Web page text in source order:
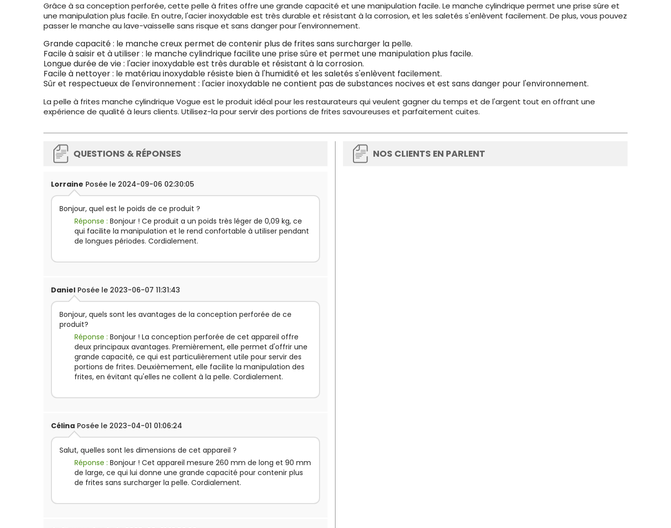
Grâce à sa conception perforée, cette pelle à frites offre une grande capacité et une manipulation facile. Le manche cylindrique permet une prise sûre et
une manipulation plus facile. En outre, l'acier inoxydable est très durable et résistant à la corrosion, et les saletés s'enlèvent facilement. De plus, vous pouvez
passer le manche au lave-vaisselle sans risque et sans danger pour l'environnement.
Grande capacité : le manche creux permet de contenir plus de frites sans surcharger la pelle.
Facile à saisir et à utiliser : le manche cylindrique facilite une prise sûre et permet une manipulation plus facile.
Longue durée de vie : l'acier inoxydable est très durable et résistant à la corrosion.
Facile à nettoyer : le matériau inoxydable résiste bien à l'humidité et les saletés s'enlèvent facilement.
Sûr et respectueux de l'environnement : l'acier inoxydable ne contient pas de substances nocives et est sans danger pour l'environnement.
La pelle à frites manche cylindrique Vogue est le produit idéal pour les restaurateurs qui veulent gagner du temps et de l'argent tout en offrant une
expérience de qualité à leurs clients. Utilisez-la pour servir des portions de frites savoureuses et parfaitement cuites.
QUESTIONS & RÉPONSES
Lorraine Posée le 2024-09-06 02:30:05
Bonjour, quel est le poids de ce produit ?
Réponse : Bonjour ! Ce produit a un poids très léger de 0,09 kg, ce
qui facilite la manipulation et le rend confortable à utiliser pendant
de longues périodes. Cordialement.
Daniel Posée le 2023-06-07 11:31:43
Bonjour, quels sont les avantages de la conception perforée de ce
produit?
Réponse : Bonjour ! La conception perforée de cet appareil offre
deux principaux avantages. Premièrement, elle permet d'offrir une
grande capacité, ce qui est particulièrement utile pour servir des
portions de frites. Deuxièmement, elle facilite la manipulation des
frites, en évitant qu'elles ne collent à la pelle. Cordialement.
Célina Posée le 2023-04-01 01:06:24
Salut, quelles sont les dimensions de cet appareil ?
Réponse : Bonjour ! Cet appareil mesure 260 mm de long et 90 mm
de large, ce qui lui donne une grande capacité pour contenir plus
de frites sans surcharger la pelle. Cordialement.
NOS CLIENTS EN PARLENT